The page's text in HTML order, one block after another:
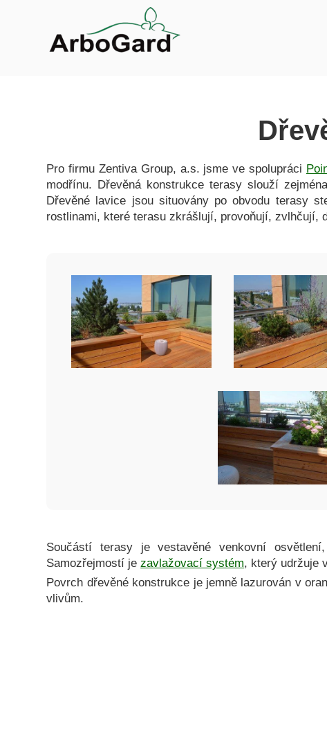
Pro firmu Zentiva Group, a.s. jsme ve spolupráci
modřínu. Dřevěná konstrukce terasy slouží
Dřevěné lavice jsou situovány po obvodu terasy
rostlinami, které terasu zkrášlují, provoňují, zvlhčují,
Součástí terasy je vestavěné venkovní
Samozřejmostí jezavlažovací systém, který udržuje
Povrch dřevěné konstrukce je jemně lazurován v
vlivům.